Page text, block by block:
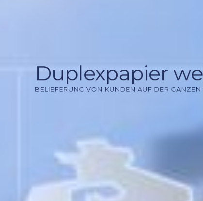
Duplexpapier
BELIEFERUNG VON KUNDEN AUF DER